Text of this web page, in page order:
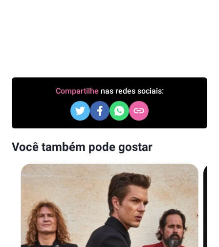
Compartilhe nas redes sociais:
Você também pode gostar